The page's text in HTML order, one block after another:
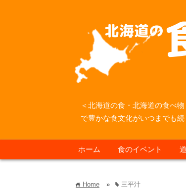
＜北海道の食・北海道の食べ
で豊かな食文化がいつまでも
ホーム 食のイベント
home Home » tag 三平汁